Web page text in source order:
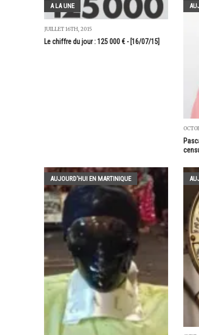
A LA UNE
JUILLET 16TH, 2015
Le chiffre du jour : 125 000 € - [16/07/15]
AUJOURD'HUI EN MARTINIQUE